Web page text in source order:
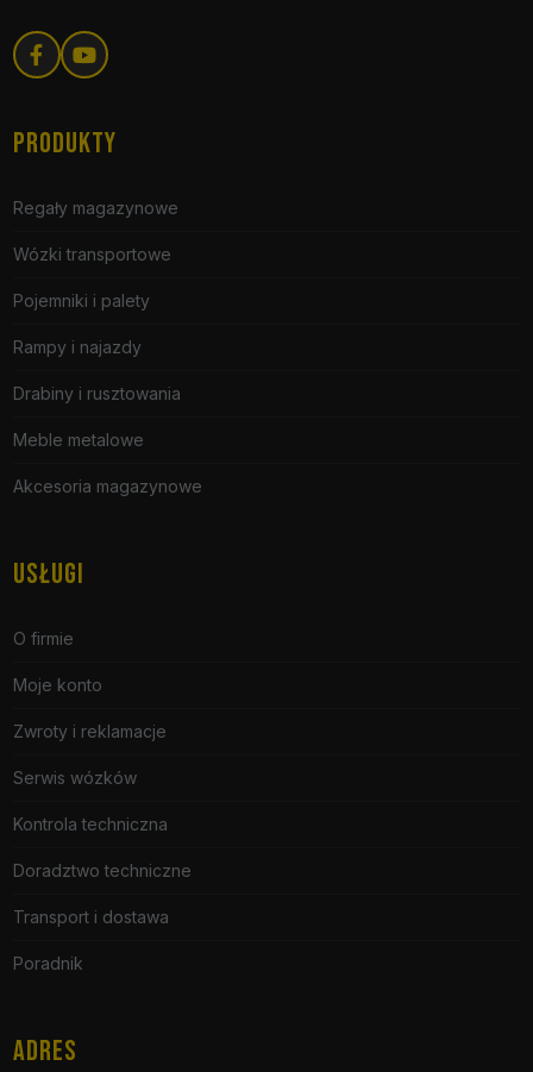
PRODUKTY
Regały magazynowe
Wózki transportowe
Pojemniki i palety
Rampy i najazdy
Drabiny i rusztowania
Meble metalowe
Akcesoria magazynowe
USŁUGI
O firmie
Moje konto
Zwroty i reklamacje
Serwis wózków
Kontrola techniczna
Doradztwo techniczne
Transport i dostawa
Poradnik
ADRES